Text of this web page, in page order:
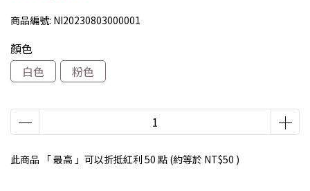
商品編號: NI20230803000001
顏色
白色
粉色
此商品 「 最高 」可以折抵紅利 50 點 (約等於 NT$50 )